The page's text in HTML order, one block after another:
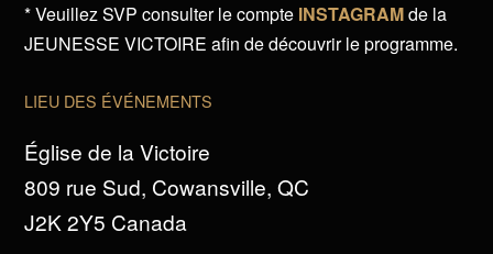
* Veuillez SVP consulter le compte INSTAGRAMde la
JEUNESSE VICTOIRE afin de découvrir le programme.
LIEU DES ÉVÉNEMENTS
Église de la Victoire
809 rue Sud, Cowansville, QC
J2K 2Y5 Canada